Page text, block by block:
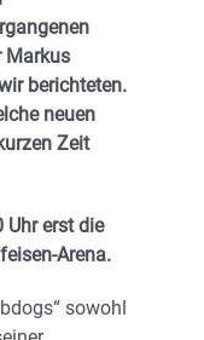
Markus
berichteten.
neuen
Zeit
erst die
Arena.
sowohl